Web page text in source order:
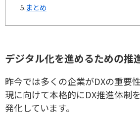
5.まとめ
デジタル化を進めるための推
昨今では多くの企業がDXの重要
現に向けて本格的にDX推進体制
発化しています。